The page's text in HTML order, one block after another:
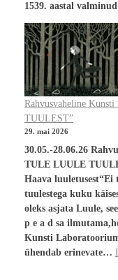
1539. aastal
Rahvusvaheline
TUULEST”
29. mai 2026
30.05.-28.06.26
TULE LUULE
Haava luuletusest“Ei
tuulestega kuku
oleks asjata Luule,
p e a d sa
Kunsti
ühendab erinevate…